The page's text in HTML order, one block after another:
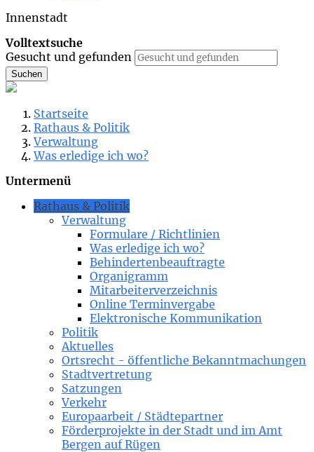
Innenstadt
Volltextsuche
Gesucht und gefunden
Suchen
Startseite
Rathaus & Politik
Verwaltung
Was erledige ich wo?
Untermenü
Rathaus & Politik
Verwaltung
Formulare / Richtlinien
Was erledige ich wo?
Behindertenbeauftragte
Organigramm
Mitarbeiterverzeichnis
Online Terminvergabe
Elektronische Kommunikation
Politik
Aktuelles
Ortsrecht - öffentliche Bekanntmachungen
Stadtvertretung
Satzungen
Verkehr
Europaarbeit / Städtepartner
Förderprojekte in der Stadt und im Amt
Bergen auf Rügen